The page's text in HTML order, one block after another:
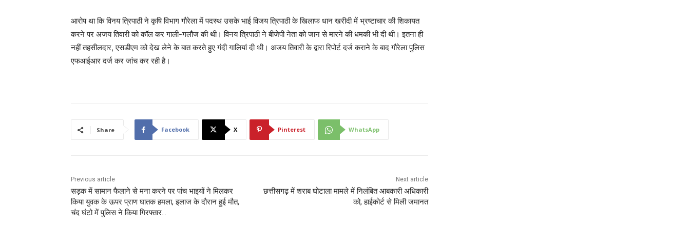
आरोप था कि विनय त्रिपाठी ने कृषि विभाग गौरेला में पदस्थ उसके भाई विजय त्रिपाठी के खिलाफ धान खरीदी में भ्रष्टाचार की शिकायत
करने पर अजय तिवारी को कॉल कर गाली-गलौज की थी। विनय त्रिपाठी ने बीजेपी नेता को जान से मारने की धमकी भी दी थी। इतना ही
नहीं तहसीलदार, एसडीएम को देख लेने के बात करते हुए गंदी गालियां दी थी। अजय तिवारी के द्वारा रिपोर्ट दर्ज कराने के बाद गौरेला पुलिस
एफआईआर दर्ज कर जांच कर रही है।
Share Facebook X Pinterest WhatsApp
Previous article
सड़क में सामान फैलाने से मना करने पर पांच भाइयों ने मिलकर
किया युवक के ऊपर प्राण घातक हमला, इलाज के दौरान हुई मौत,
चंद घंटो में पुलिस ने किया गिरफ्तार…
Next article
छत्तीसगढ़ में शराब घोटाला मामले में निलंबित आबकारी अधिकारी
को, हाईकोर्ट से मिली जमानत